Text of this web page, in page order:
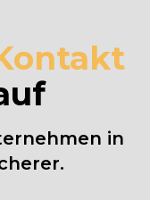
in